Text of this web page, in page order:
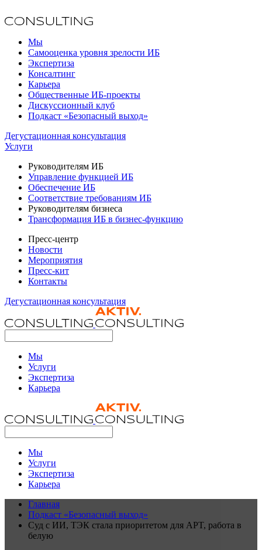
Мы
Самооценка уровня зрелости ИБ
Экспертиза
Консалтинг
Карьера
Общественные ИБ-проекты
Дискуссионный клуб
Подкаст «Безопасный выход»
Дегустационная консультация
Услуги
Руководителям ИБ
Управление функцией ИБ
Обеспечение ИБ
Соответствие требованиям ИБ
Руководителям бизнеса
Трансформация ИБ в бизнес-функцию
Пресс-центр
Новости
Мероприятия
Пресс-кит
Контакты
Дегустационная консультация
Мы
Услуги
Экспертиза
Карьера
Мы
Услуги
Экспертиза
Карьера
Главная
Подкаст «Безопасный выход»
Суд с ИИ, ТЭК стала приоритетом для APT, работа в
белую